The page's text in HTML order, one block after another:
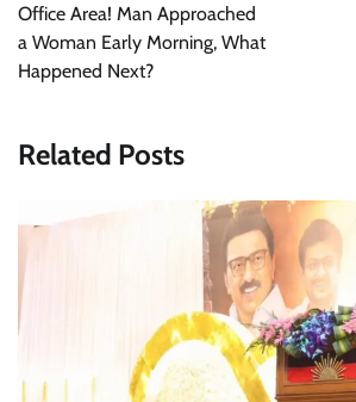
Office Area! Man Approached
a Woman Early Morning, What
Happened Next?
Related Posts